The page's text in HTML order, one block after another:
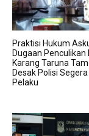
Praktisi Hukum
Dugaan Penculikan
Karang Taruna
Desak Polisi
Pelaku